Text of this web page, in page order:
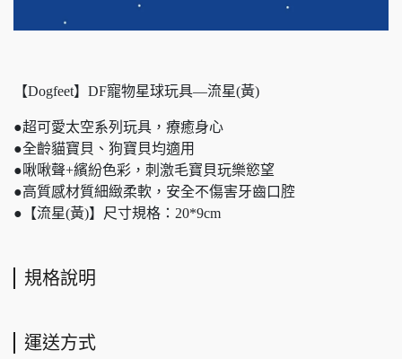
【Dogfeet】DF寵物星球玩具—流星(黃)
●超可愛太空系列玩具，療癒身心
●全齡貓寶貝、狗寶貝均適用
●啾啾聲+繽紛色彩，刺激毛寶貝玩樂慾望
●高質感材質細緻柔軟，安全不傷害牙齒口腔
●【流星(黃)】尺寸規格：20*9cm
規格說明
運送方式